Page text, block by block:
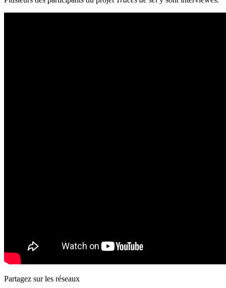
Partagez sur les réseaux